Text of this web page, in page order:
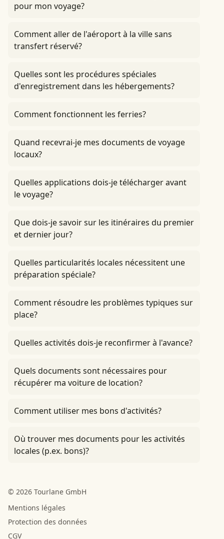
pour mon voyage?
Comment aller de l'aéroport à la ville sans
transfert réservé?
Quelles sont les procédures spéciales
d'enregistrement dans les hébergements?
Comment fonctionnent les ferries?
Quand recevrai-je mes documents de voyage
locaux?
Quelles applications dois-je télécharger avant
le voyage?
Que dois-je savoir sur les itinéraires du premier
et dernier jour?
Quelles particularités locales nécessitent une
préparation spéciale?
Comment résoudre les problèmes typiques sur
place?
Quelles activités dois-je reconfirmer à l'avance?
Quels documents sont nécessaires pour
récupérer ma voiture de location?
Comment utiliser mes bons d'activités?
Où trouver mes documents pour les activités
locales (p.ex. bons)?
© 2026 Tourlane GmbH
Mentions légales
Protection des données
CGV